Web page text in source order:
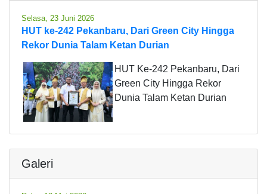
Selasa, 23 Juni 2026
HUT ke-242 Pekanbaru, Dari Green City Hingga
Rekor Dunia Talam Ketan Durian
HUT Ke-242 Pekanbaru, Dari
Green City Hingga Rekor
Dunia Talam Ketan Durian
Galeri